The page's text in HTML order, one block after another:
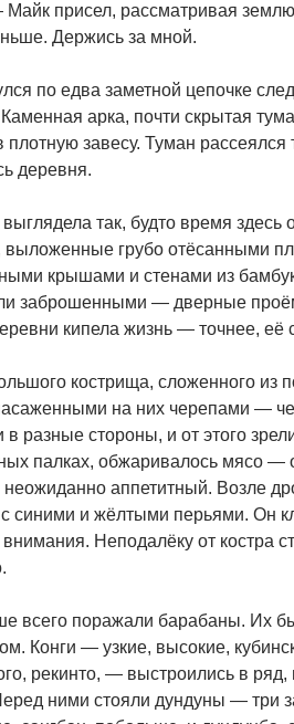
присел, рассматривая
Держись за мной.
по едва заметной цепочке
Каменная арка, почти скрытая
плотную завесу. Туман
деревня.
так, будто время здесь
выложенные грубо отёсанными
крышами и стенами из
заброшенными — дверные
кипела жизнь — точнее, её
кострища, сложенного из
на них черепами —
в разные стороны, и от этого
палках, обжаривалось мясо —
аппетитный. Возле
синими и жёлтыми перьями. Он
внимания. Неподалёку от костра
всего поражали барабаны. Их
Конги — узкие, высокие,
рекинто, — выстроились в ряд,
ними стояли дундуны — три